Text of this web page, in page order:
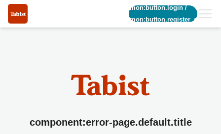
common:button.login/
common:button.register_short
component:error-page.default.title